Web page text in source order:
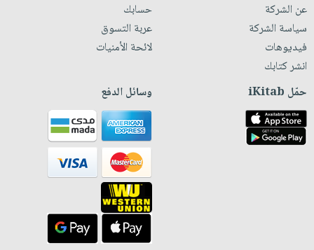
عن الشركة
سياسة الشركة
فيديوهات
انشر كتابك
حسابك
عربة التسوق
لائحة الأمنيات
حمّل iKitab وسائل الدفع